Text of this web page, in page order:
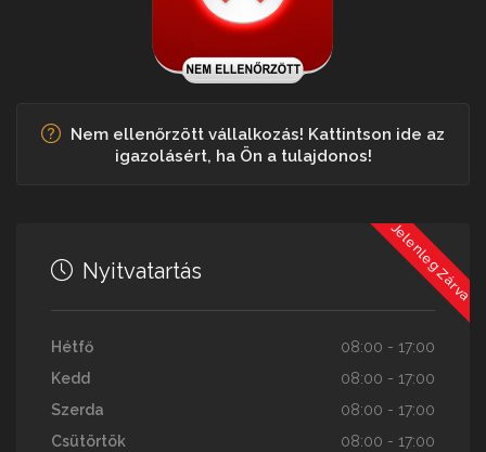
Nem ellenőrzött vállalkozás! Kattintson ide az
igazolásért, ha Ön a tulajdonos!
Jelenleg Zárva
Nyitvatartás
Hétfő
08:00 - 17:00
Kedd
08:00 - 17:00
Szerda
08:00 - 17:00
Csütörtök
08:00 - 17:00